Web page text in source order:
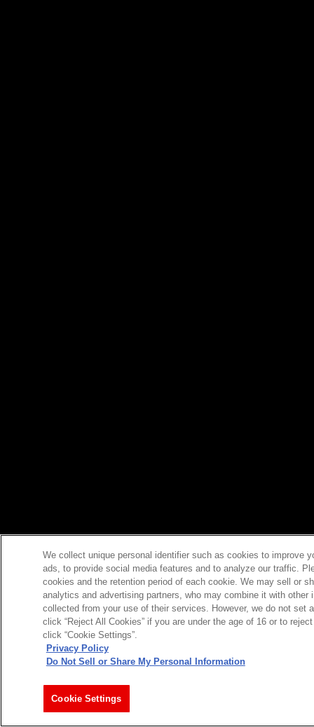
We collect unique personal identifier such as cookies to improve
ads, to provide social media features and to analyze our traffic.
cookies and the retention period of each cookie. We may sell or
analytics and advertising partners, who may combine it with
collected from your use of their services. However, we do not set
click “Reject All Cookies” if you are under the age of 16 or to
click “Cookie Settings”.
Privacy Policy
Do Not Sell or Share My Personal Information
Cookie Settings